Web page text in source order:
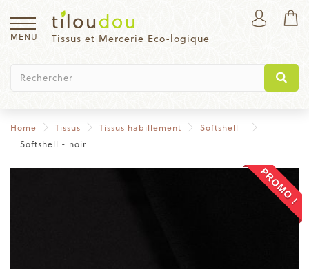
Tissus et Mercerie Eco-logique
MENU
Home Tissus Tissus habillement
Softshell
Softshell - noir
PROMO !